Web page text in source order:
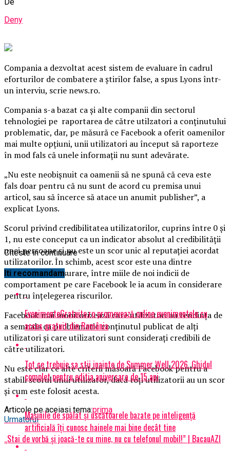
Deny
Compania a dezvoltat acest sistem de evaluare în cadrul
eforturilor de combatere a ştirilor false, a spus Lyons într-
un interviu, scrie news.ro.
Compania s-a bazat ca şi alte companii din sectorul
tehnologiei pe raportarea de către utilzatori a conţinutului
problematic, dar, pe măsură ce Facebook a oferit oamenilor
mai multe opţiuni, unii utilizatori au început să raporteze
în mod fals că unele informaţii nu sunt adevărate.
„Nu este neobişnuit ca oamenii să ne spună că ceva este
fals doar pentru că nu sunt de acord cu premisa unui
articol, sau să încerce să atace un anumit publisher”, a
explicat Lyons.
Scorul privind credibilitatea utilizatorilor, cuprins între 0 şi
1, nu este conceput ca un indicator absolut al credibilităţii
unei persoane şi nu este un scor unic al reputaţiei acordat
utilizatorilor. În schimb, acest scor este una dintre
metodele de măsurare, între miile de noi indicii de
comportament pe care Facebook le ia acum în considerare
pentru înţelegerea riscurilor.
Facebook mai monitorizează care utilizatori au tendinţa de
a semnala ca problematic conţinutul publicat de alţi
utilizatori şi care utilizatori sunt consideraţi credibili de
către utilizatori.
Nu este clar ce alte criterii măsoară Facebook pentru a
stabili scorul unui utilizator, dacă toţi utilizatorii au un scor
şi cum este folosit acesta.
Articole pe aceiasi tema:prima
Urmatorul
„Stai de vorbă și joacă-te cu mine, nu cu telefonul mobil!” | BacauAZI
Citeste in continuare
Iti recomandam
EvenimenteGratuite.ro promovează online evenimentele cu
acces gratuit din România
Tot ce trebuie sa stii inainte de Summer Well 2026. Ghidul
complet pentru editia aniversara de 15 ani
Mașinile de spălat și uscătoarele bazate pe inteligență
artificială îți cunosc hainele mai bine decât tine